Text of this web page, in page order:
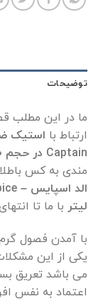
توضیحات
ما در این مطلب
ارتباط با
Captain در حجم 50 میلی لیتر
مندی به کس
لیتر با ما تا
با آمدن فصول
یکی از این
می باشد تعریق
اعتماد به نفس